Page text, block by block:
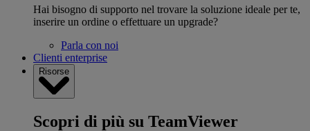
Hai bisogno di supporto nel trovare la soluzione ideale per te,
inserire un ordine o effettuare un upgrade?
Parla con noi
Clienti enterprise
Risorse
Scopri di più su TeamViewer